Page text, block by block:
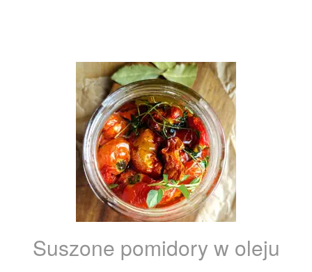
Suszone pomidory w oleju